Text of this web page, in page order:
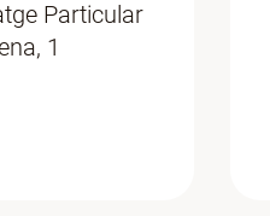
Particular
1